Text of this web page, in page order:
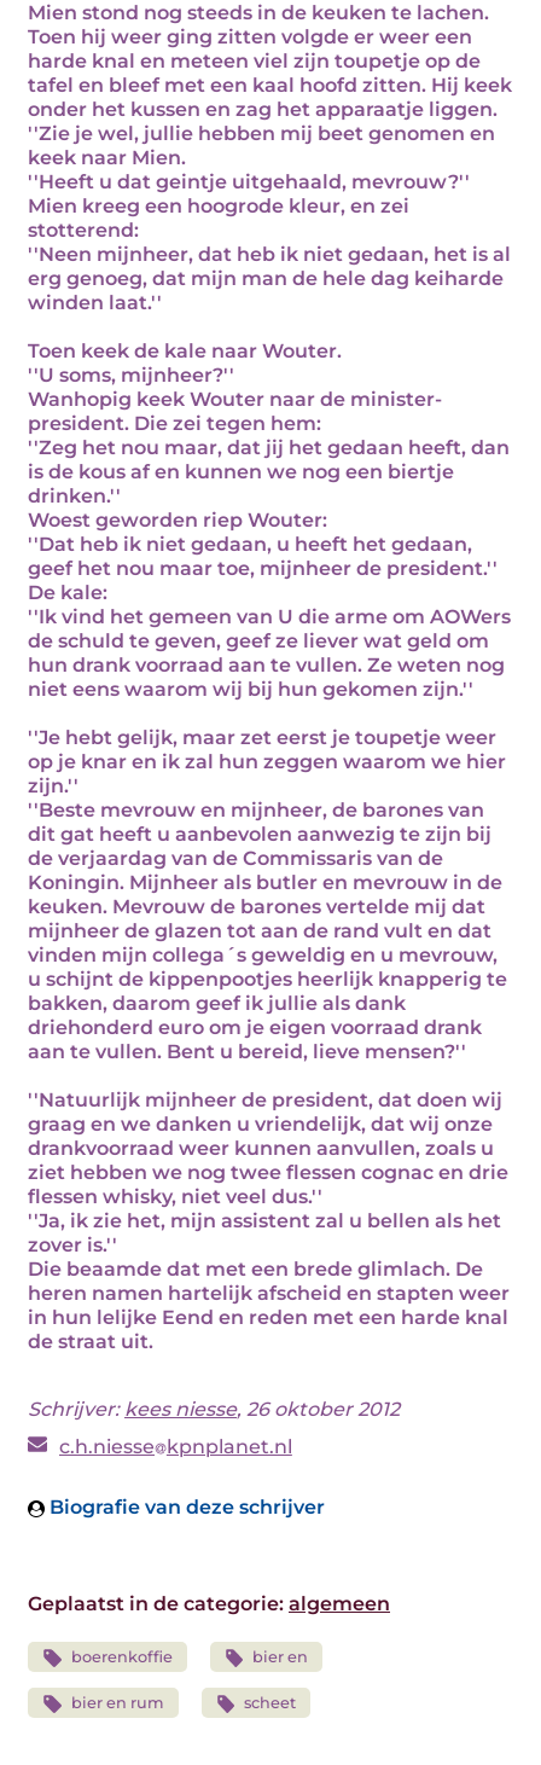
Mien stond nog steeds in de keuken te lachen.
Toen hij weer ging zitten volgde er weer een
harde knal en meteen viel zijn toupetje op de
tafel en bleef met een kaal hoofd zitten. Hij keek
onder het kussen en zag het apparaatje liggen.
''Zie je wel, jullie hebben mij beet genomen en
keek naar Mien.
''Heeft u dat geintje uitgehaald, mevrouw?''
Mien kreeg een hoogrode kleur, en zei
stotterend:
''Neen mijnheer, dat heb ik niet gedaan, het is al
erg genoeg, dat mijn man de hele dag keiharde
winden laat.''
Toen keek de kale naar Wouter.
''U soms, mijnheer?''
Wanhopig keek Wouter naar de minister-
president. Die zei tegen hem:
''Zeg het nou maar, dat jij het gedaan heeft, dan
is de kous af en kunnen we nog een biertje
drinken.''
Woest geworden riep Wouter:
''Dat heb ik niet gedaan, u heeft het gedaan,
geef het nou maar toe, mijnheer de president.''
De kale:
''Ik vind het gemeen van U die arme om AOWers
de schuld te geven, geef ze liever wat geld om
hun drank voorraad aan te vullen. Ze weten nog
niet eens waarom wij bij hun gekomen zijn.''
''Je hebt gelijk, maar zet eerst je toupetje weer
op je knar en ik zal hun zeggen waarom we hier
zijn.''
''Beste mevrouw en mijnheer, de barones van
dit gat heeft u aanbevolen aanwezig te zijn bij
de verjaardag van de Commissaris van de
Koningin. Mijnheer als butler en mevrouw in de
keuken. Mevrouw de barones vertelde mij dat
mijnheer de glazen tot aan de rand vult en dat
vinden mijn collega´s geweldig en u mevrouw,
u schijnt de kippenpootjes heerlijk knapperig te
bakken, daarom geef ik jullie als dank
driehonderd euro om je eigen voorraad drank
aan te vullen. Bent u bereid, lieve mensen?''
''Natuurlijk mijnheer de president, dat doen wij
graag en we danken u vriendelijk, dat wij onze
drankvoorraad weer kunnen aanvullen, zoals u
ziet hebben we nog twee flessen cognac en drie
flessen whisky, niet veel dus.''
''Ja, ik zie het, mijn assistent zal u bellen als het
zover is.''
Die beaamde dat met een brede glimlach. De
heren namen hartelijk afscheid en stapten weer
in hun lelijke Eend en reden met een harde knal
de straat uit.
Schrijver: kees niesse, 26 oktober 2012
c.h.niesse kpnplanet.nl
Biografie van deze schrijver
Geplaatst in de categorie: algemeen
boerenkoffie bier en
bier en rum scheet